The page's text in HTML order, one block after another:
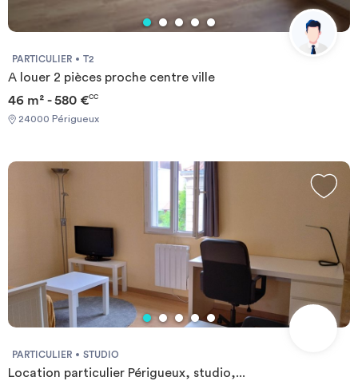
PARTICULIER T2
A louer 2 pièces proche centre ville
46 m² - 580 €CC
24000 Périgueux
PARTICULIER STUDIO
Location particulier Périgueux, studio,...